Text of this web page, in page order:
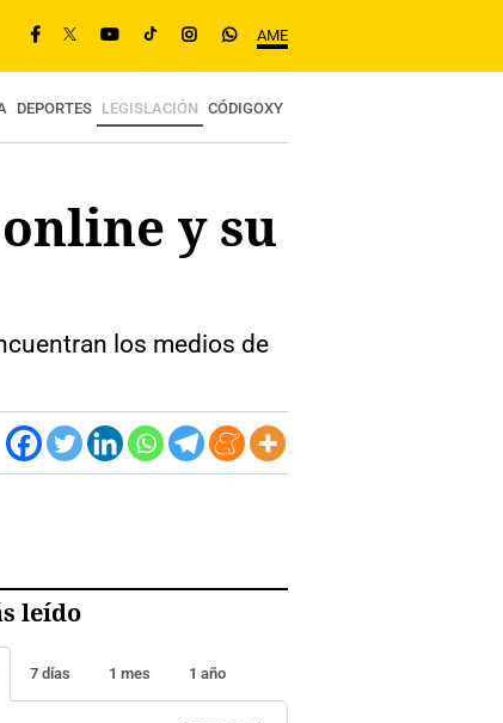
AME
DEPORTES LEGISLACIÓN CÓDIGOXY
y su
los medios de
leído
7 días 1 mes 1 año